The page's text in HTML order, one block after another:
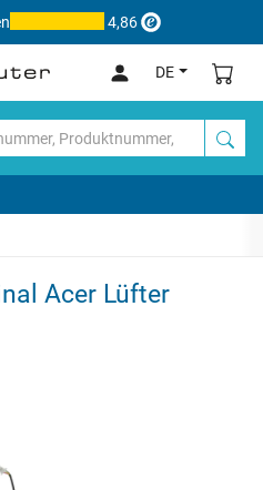
4,86
DE
Acer Lüfter